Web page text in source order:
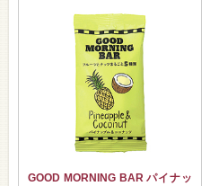
GOOD MORNING BAR パイナッ